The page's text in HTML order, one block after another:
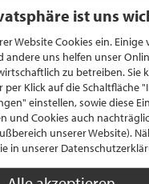
UP TO DATE! Melden Sie
Newsletter an und
Trendsund
für unseren Newsletter
zu. Eine
ist uns
Website Cookies ein. Einige
andere uns helfen unser
zu betreiben. Sie
per Klick auf die Schaltfläche
einstellen, sowie diese
und Cookies auch
unserer Website).
in unserer